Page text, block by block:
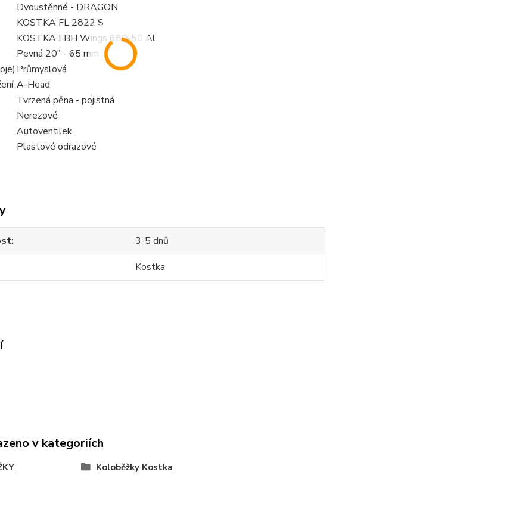
Dvoustěnné - DRAGON
KOSTKA FL 2822 S
KOSTKA FBH Wings 680-50 Al
Pevná 20" - 65 mm
Průmyslová
A-Head
Tvrzená pěna - pojistná
Nerezové
Autoventilek
Plastové odrazové
3-5 dnů
Kostka
v kategoriích
Koloběžky Kostka